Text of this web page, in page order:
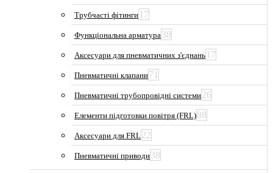
Трубчасті фітинги 17
Функціональна арматура 38
Аксесуари для пневматичних з'єднань 17
Пневматичні клапани71
Пневматичні трубопровідні системи26
Елементи підготовки повітря (FRL)88
Аксесуари для FRL22
Пневматичні приводи38